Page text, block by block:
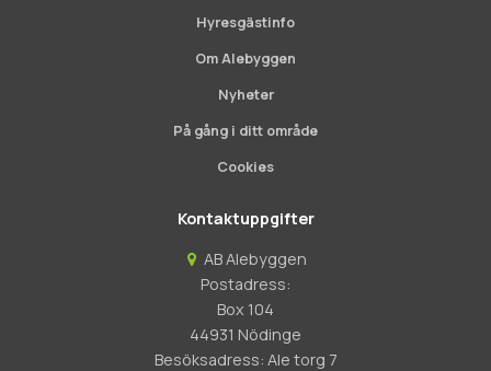
Hyresgästinfo
Om Alebyggen
Nyheter
På gång i ditt område
Cookies
Kontaktuppgifter
AB Alebyggen
Postadress:
Box 104
44931 Nödinge
Besöksadress: Ale torg 7